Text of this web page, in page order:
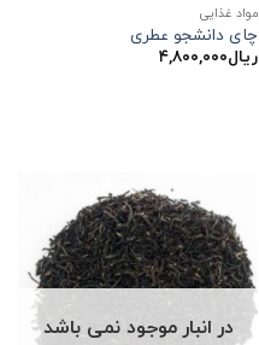
مواد غذایی
چای دانشجو عطری
ریال۴,۸۰۰,۰۰۰
در انبار موجود نمی باشد